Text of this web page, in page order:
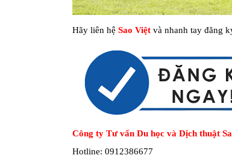
Hãy liên hệ Sao Việtvà nhanh tay đăng
Công ty Tư vấn Du học và Dịch thuật
Hotline: 0912386677